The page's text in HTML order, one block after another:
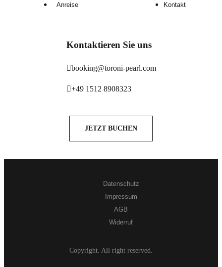
Anreise Kontakt
Kontaktieren Sie uns
booking@toroni-pearl.com
+49 1512 8908323
JETZT BUCHEN
Datenschutz
Impressum
AGB
Widerruf
Copyright. All right reserved.